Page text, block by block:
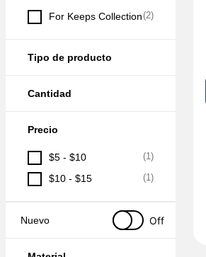
For Keeps Collection (2)
Tipo de producto
Cantidad
Precio
$5 - $10 (1)
$10 - $15 (1)
Nuevo Off